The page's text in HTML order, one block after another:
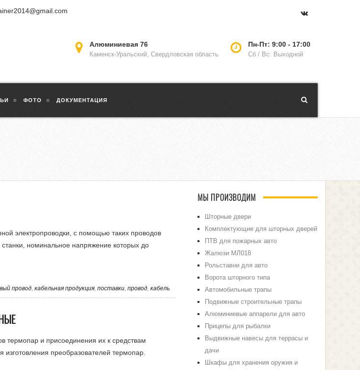
Пн-Пт: 9:00 - 17:00
Сб / Вс: Выходной
Алюминиевая 76
Каменск-Уральский, Свердловская область
ФОТО ДОКУМЕНТАЦИЯ
электропроводки, с помощью таких проводов
номинальное напряжение которых до
провод, кабельная продукция, поставки, провод, кабель
термопар и присоединения их к средствам
преобразователей термопар.
МЫ ПРОИЗВОДИМ
Шторные двери
Комплектующие для шторных дверей
ПТВ для пожарных авто
Жалюзи МЛ018
Рольставни для авто
Ворота шторного типа
Автомобильные трапы
Подвижные строительные трапы
Алюминиевые аппарели для авто
Прицепы для рыбалки
Выдвижные навесы для террасы и
дачи
Шкафы для хранения оружия и